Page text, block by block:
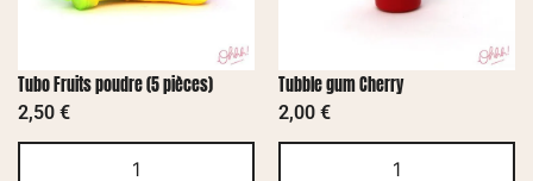
Tubo Fruits poudre (5 pièces)
2,50 €
Tubble gum Cherry
2,00 €